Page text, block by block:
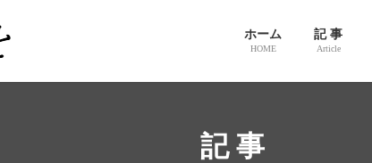
ホーム
HOME
記 事
Article
記 事